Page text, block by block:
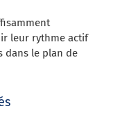
leur rythme actif
dans le plan de